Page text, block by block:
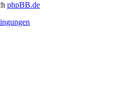
phpBB.de